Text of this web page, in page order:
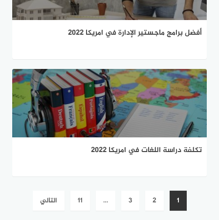
أفضل برامج ماجستير الإدارة في امريكا 2022
تكلفة دراسة اللغات في امريكا 2022
صفحات
1
2
3
…
11 التالي